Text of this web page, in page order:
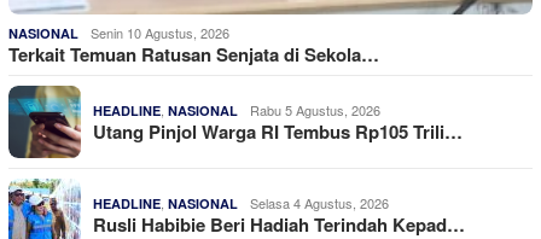
NASIONAL Senin 10 Agustus, 2026
Terkait Temuan Ratusan Senjata di Sekola…
HEADLINE NASIONAL Rabu 5 Agustus, 2026
Utang Pinjol Warga RI Tembus Rp105 Trili…
HEADLINE NASIONAL Selasa 4 Agustus, 2026
Rusli Habibie Beri Hadiah Terindah Kepad…